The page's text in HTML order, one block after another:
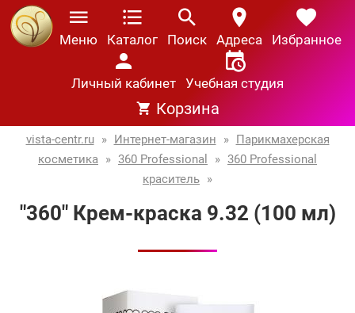
Меню Каталог Поиск Адреса Избранное
Личный кабинет Учебная студия
Корзина
vista-centr.ru » Интернет-магазин » Парикмахерская
косметика » 360 Professional » 360 Professional
краситель »
"360" Крем-краска 9.32 (100 мл)